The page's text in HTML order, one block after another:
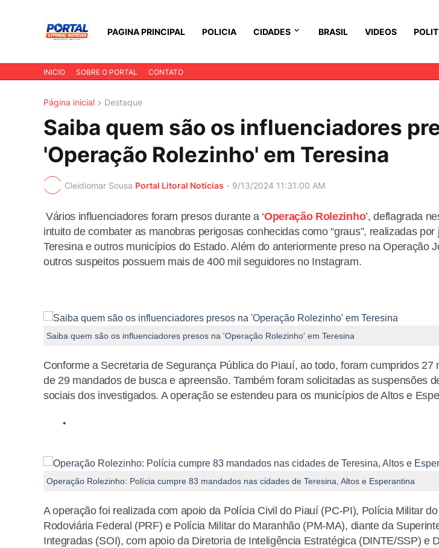
PAGINA PRINCIPAL POLICIA CIDADES BRASIL VIDEOS
INICIO SOBRE O PORTAL CONTATO
Página inicial Destaque
Saiba quem são os influenciadores
'Operação Rolezinho' em Teresina
Cleidiomar Sousa Portal Litoral Notícias - 9/13/2024 11:31:00 AM
Vários influenciadores foram presos durante a ‘Operação Rolezinho’, deflagrada
intuito de combater as manobras perigosas conhecidas como “graus”, realizadas
Teresina e outros municípios do Estado. Além do anteriormente preso na Operação
outros suspeitos possuem mais de 400 mil seguidores no Instagram.
Saiba quem são os influenciadores presos na 'Operação Rolezinho' em Teresina
Conforme a Secretaria de Segurança Pública do Piauí, ao todo, foram cumpridos 27
de 29 mandados de busca e apreensão. Também foram solicitadas as suspensões
sociais dos investigados. A operação se estendeu para os municípios de Altos e
Operação Rolezinho: Polícia cumpre 83 mandados nas cidades de Teresina, Altos e Esperantina
A operação foi realizada com apoio da Polícia Civil do Piauí (PC-PI), Polícia Militar
Rodoviária Federal (PRF) e Polícia Militar do Maranhão (PM-MA), diante da
Integradas (SOI), com apoio da Diretoria de Inteligência Estratégica (DINTE/SSP) e